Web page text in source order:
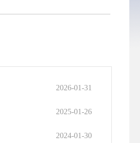
2026-01-31
2025-01-26
2024-01-30